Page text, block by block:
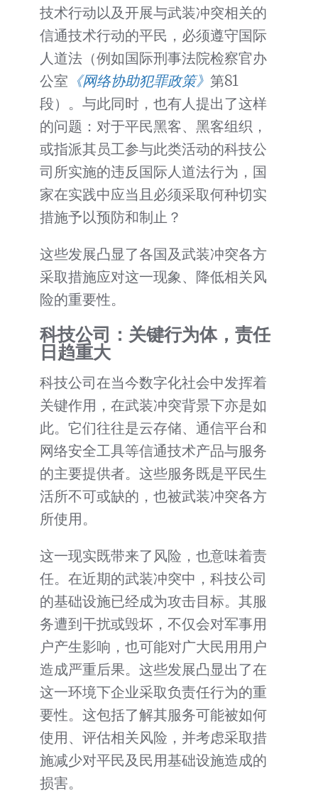
技术行动以及开展与武装冲突相关的
信通技术行动的平民，必须遵守国际
人道法（例如国际刑事法院检察官办
公室 《网络协助犯罪政策》 第81
段）。与此同时，也有人提出了这样
的问题：对于平民黑客、黑客组织，
或指派其员工参与此类活动的科技公
司所实施的违反国际人道法行为，国
家在实践中应当且必须采取何种切实
措施予以预防和制止？
这些发展凸显了各国及武装冲突各方
采取措施应对这一现象、降低相关风
险的重要性。
科技公司：关键行为体，责任
日趋重大
科技公司在当今数字化社会中发挥着
关键作用，在武装冲突背景下亦是如
此。它们往往是云存储、通信平台和
网络安全工具等信通技术产品与服务
的主要提供者。这些服务既是平民生
活所不可或缺的，也被武装冲突各方
所使用。
这一现实既带来了风险，也意味着责
任。在近期的武装冲突中，科技公司
的基础设施已经成为攻击目标。其服
务遭到干扰或毁坏，不仅会对军事用
户产生影响，也可能对广大民用用户
造成严重后果。这些发展凸显出了在
这一环境下企业采取负责任行为的重
要性。这包括了解其服务可能被如何
使用、评估相关风险，并考虑采取措
施减少对平民及民用基础设施造成的
损害。